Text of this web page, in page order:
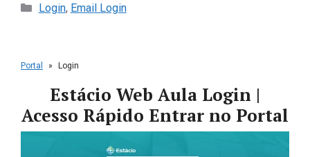
Categorias
Login, Email Login
Portal » Login
Estácio Web Aula Login |
Acesso Rápido Entrar no Portal